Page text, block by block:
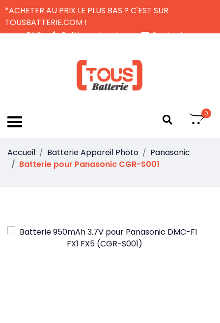
*ACHETER AU PRIX LE PLUS BAS ? C'EST SUR
TOUSBATTERIE.COM !
FAQ
Politique de retour
Contactez-nous
0
Accueil Batterie Appareil Photo
Panasonic
Batterie pour Panasonic CGR-S001